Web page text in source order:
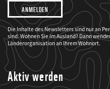
Ich
möchte,
dass
der
WWF
mich
über
seine
Projekte
informiert.
Die Inhalte des Newsletters sind nur an
sind. Wohnen Sie im Ausland? Dann
Länderorganisation an Ihrem Wohnort.
Aktiv werden